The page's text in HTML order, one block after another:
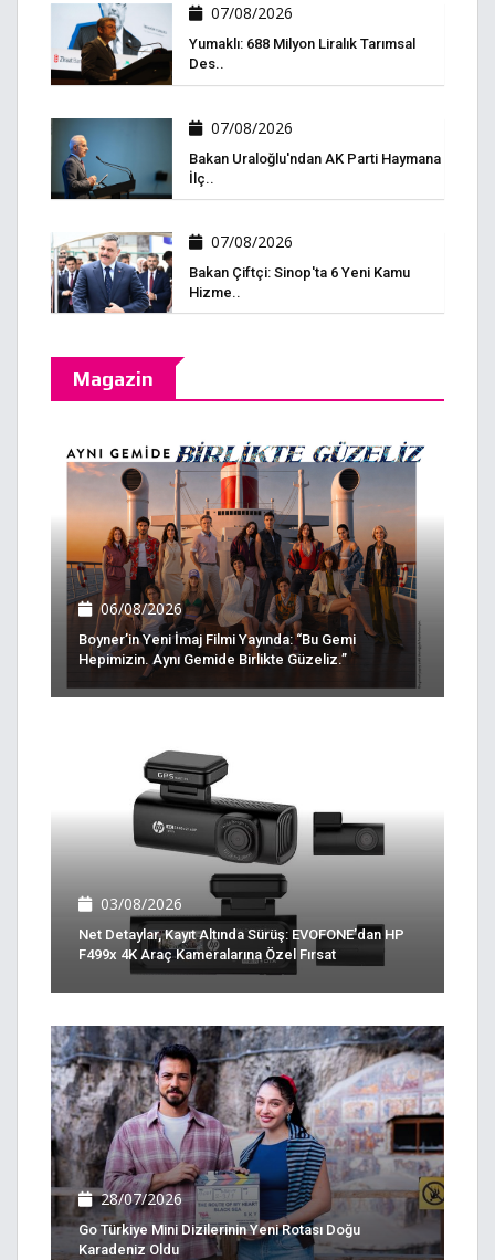
07/08/2026
Yumaklı: 688 Milyon Liralık Tarımsal
Des..
07/08/2026
Bakan Uraloğlu'ndan AK Parti Haymana
İlç..
07/08/2026
Bakan Çiftçi: Sinop'ta 6 Yeni Kamu
Hizme..
Magazin
06/08/2026
Boyner’in Yeni İmaj Filmi Yayında: “Bu Gemi
Hepimizin. Aynı Gemide Birlikte Güzeliz.”
03/08/2026
Net Detaylar, Kayıt Altında Sürüş: EVOFONE’dan HP
F499x 4K Araç Kameralarına Özel Fırsat
28/07/2026
Go Türkiye Mini Dizilerinin Yeni Rotası Doğu
Karadeniz Oldu